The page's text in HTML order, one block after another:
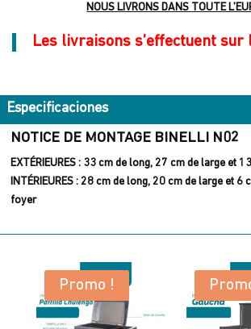
NOUS LIVRONS DANS TOUTE
Les livraisons s’effectuent
Especificaciones
NOTICE DE MONTAGE BINELLI N02
EXTÉRIEURES : 33 cm de long, 27 cm de large et
INTÉRIEURES : 28 cm de long, 20 cm de large et 6
foyer
Promo !